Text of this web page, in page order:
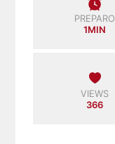
PREPARO
1MIN
VIEWS
366